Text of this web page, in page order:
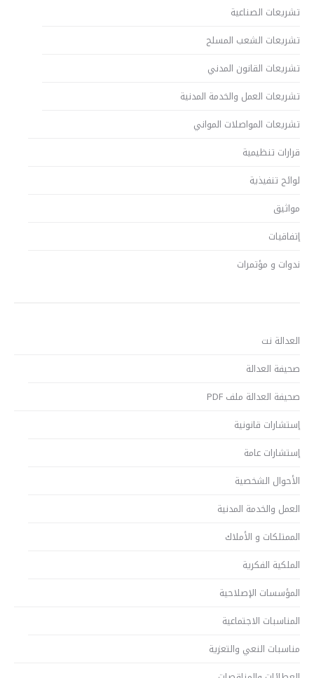
تشريعات الصناعية
تشريعات الشعب المسلح
تشريعات القانون المدني
تشريعات العمل والخدمة المدنية
تشريعات المواصلات المواني
قرارات تنظيمية
لوائح تنفيذية
مواثيق
إتفاقيات
ندوات و مؤتمرات
العدالة نت
صحيفة العدالة
صحيفة العدالة ملف PDF
إستشارات قانونية
إستشارات عامة
الأحوال الشخصية
العمل والخدمة المدنية
الممتلكات و الأملاك
الملكية الفكرية
المؤسسات الإصلاحية
المناسبات الاجتماعية
مناسبات النعي والتعزية